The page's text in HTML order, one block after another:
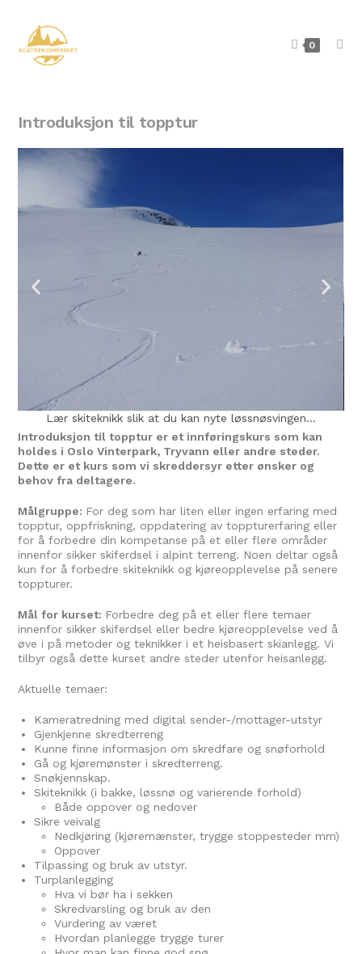
0
Introduksjon til topptur
slik at du kan nyte løssnøsvingen...
Introduksjon til topptur er et innføringskurs som kan
holdes i Oslo Vinterpark, Tryvann eller andre steder.
Dette er et kurs som vi skreddersyr etter ønsker og
behov fra deltagere.
Målgruppe: For deg som har liten eller ingen erfaring med
topptur, oppfriskning, oppdatering av toppturerfaring eller
for å forbedre din kompetanse på et eller flere områder
innenfor sikker skiferdsel i alpint terreng. Noen deltar også
kun for å forbedre skiteknikk og kjøreopplevelse på senere
toppturer.
Mål for kurset: Forbedre deg på et eller flere temaer
innenfor sikker skiferdsel eller bedre kjøreopplevelse ved å
øve i på metoder og teknikker i et heisbasert skianlegg. Vi
tilbyr også dette kurset andre steder utenfor heisanlegg.
Aktuelle temaer:
Kameratredning med digital sender-/mottager-utstyr
Gjenkjenne skredterreng
Kunne finne informasjon om skredfare og snøforhold
Gå og kjøremønster i skredterreng.
Snøkjennskap.
Skiteknikk (i bakke, løssnø og varierende forhold)
Både oppover og nedover
Sikre veivalg
Nedkjøring (kjøremænster, trygge stoppesteder mm)
Oppover
Tilpassing og bruk av utstyr.
Turplanlegging
Hva vi bør ha i sekken
Skredvarsling og bruk av den
Vurdering av været
Hvordan planlegge trygge turer